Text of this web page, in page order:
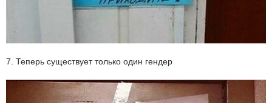
7. Теперь существует только один гендер